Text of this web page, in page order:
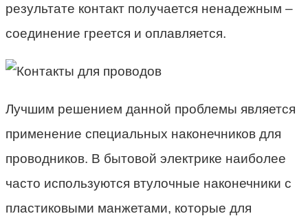
результате контакт получается ненадежным –
соединение греется и оплавляется.
Лучшим решением данной проблемы является
применение специальных наконечников для
проводников. В бытовой электрике наиболее
часто используются втулочные наконечники с
пластиковыми манжетами, которые для